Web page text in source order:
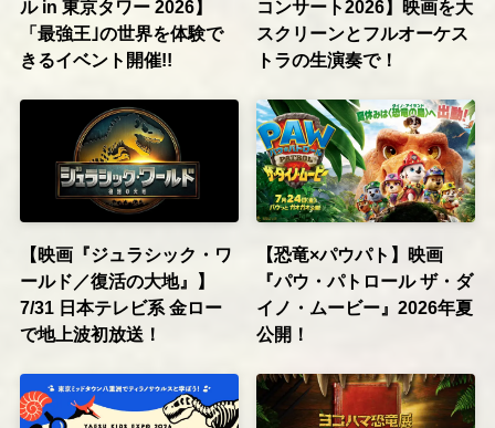
ル in 東京タワー 2026】
「最強王｣の世界を体験で
きるイベント開催!!
コンサート2026】映画を大
スクリーンとフルオーケス
トラの生演奏で！
【映画『ジュラシック・ワ
ールド／復活の大地』】
7/31 日本テレビ系 金ロー
で地上波初放送！
【恐竜×パウパト】映画
『パウ・パトロール ザ・ダ
イノ・ムービー』2026年夏
公開！